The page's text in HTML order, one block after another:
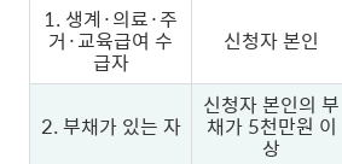
1. 생계·의료·주
거·교육급여 수
급자
신청자 본인
2. 부채가 있는 자
신청자 본인의 부
채가 5천만원 이
상